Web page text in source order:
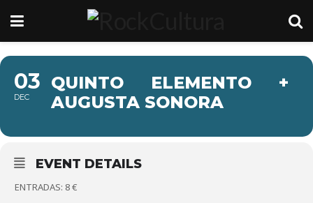
03
DEC
QUINTO ELEMENTO +
AUGUSTA SONORA
EVENT DETAILS
ENTRADAS: 8 €